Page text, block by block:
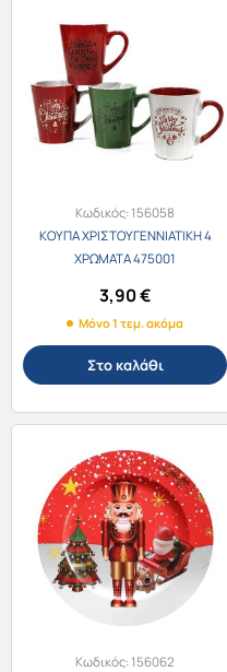
Κωδικός:156058
ΚΟΥΠΑ ΧΡΙΣΤΟΥΓΕΝΝΙΑΤΙΚΗ 4
ΧΡΩΜΑΤΑ 475001
3,90€
Μόνο 1 τεμ. ακόμα
Στο καλάθι
Κωδικός:156062